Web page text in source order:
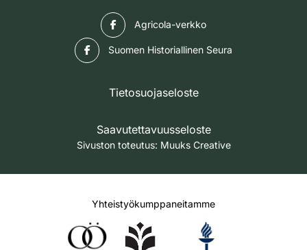
Agricola-verkko
Suomen Historiallinen Seura
Tietosuojaseloste
Saavutettavuusseloste
Sivuston toteutus: Muuks Creative
Yhteistyökumppaneitamme